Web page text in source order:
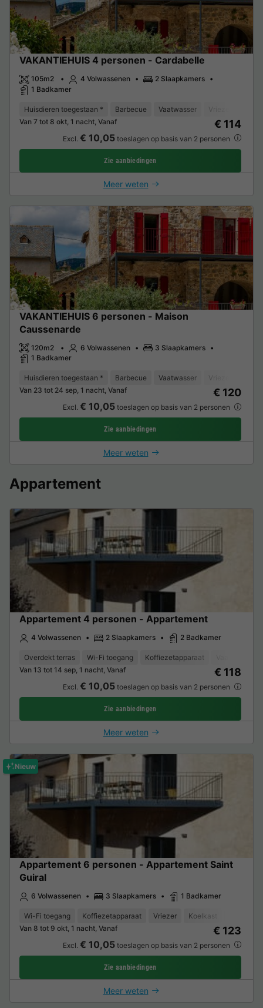
VAKANTIEHUIS 4 personen - Cardabelle
105m2 4 Volwassenen
2 Slaapkamers
1 Badkamer
Huisdieren toegestaan * Barbecue Vaatwasser Vriezer
Van 7 tot 8 okt, 1 nacht, Vanaf
€ 114
Excl. € 10,05toeslagen op basis van 2 personen
Zie aanbiedingen
Meer weten
VAKANTIEHUIS 6 personen - Maison
Caussenarde
120m2 6 Volwassenen
3 Slaapkamers
1 Badkamer
Huisdieren toegestaan * Barbecue Vaatwasser Vriezer
Van 23 tot 24 sep, 1 nacht, Vanaf
€ 120
Excl. € 10,05toeslagen op basis van 2 personen
Zie aanbiedingen
Meer weten
Appartement
Appartement 4 personen - Appartement
4 Volwassenen 2 Slaapkamers 2 Badkamer
Overdekt terras Wi-Fi toegang Koffiezetapparaat
Van 13 tot 14 sep, 1 nacht, Vanaf
€ 118
Excl. € 10,05toeslagen op basis van 2 personen
Zie aanbiedingen
Meer weten
Nieuw
Appartement 6 personen - Appartement Saint
Guiral
6 Volwassenen 3 Slaapkamers 1 Badkamer
Wi-Fi toegang Koffiezetapparaat Vriezer Koelkast
Van 8 tot 9 okt, 1 nacht, Vanaf
€ 123
Excl. € 10,05toeslagen op basis van 2 personen
Zie aanbiedingen
Meer weten